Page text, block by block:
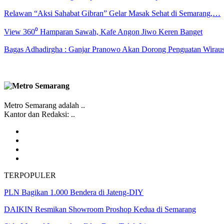
Relawan “Aksi Sahabat Gibran” Gelar Masak Sehat di Semarang,…
View 360⁰ Hamparan Sawah, Kafe Angon Jiwo Keren Banget
Bagas Adhadirgha : Ganjar Pranowo Akan Dorong Penguatan
Metro Semarang adalah ..
Kantor dan Redaksi: ..
TERPOPULER
PLN Bagikan 1.000 Bendera di Jateng-DIY
DAIKIN Resmikan Showroom Proshop Kedua di Semarang